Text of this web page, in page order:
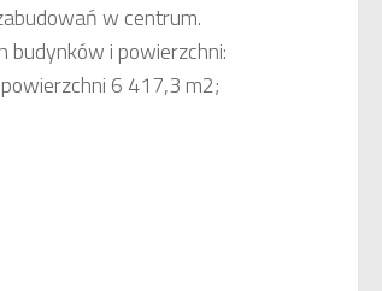
w centrum.
budynków i powierzchni:
6 417,3 m2;